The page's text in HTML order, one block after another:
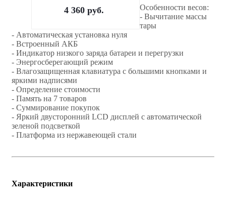
4 360 руб.
Особенности весов:
- Вычитание массы
тары
- Автоматическая установка нуля
- Встроенный АКБ
- Индикатор низкого заряда батареи и перегрузки
- Энергосберегающий режим
- Влагозащищенная клавиатура с большими кнопками и
яркими надписями
- Определение стоимости
- Память на 7 товаров
- Суммирование покупок
- Яркий двусторонний LCD дисплей с автоматической
зеленой подсветкой
- Платформа из нержавеющей стали
Характеристики